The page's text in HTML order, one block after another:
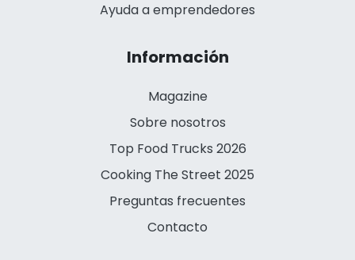
Ayuda a emprendedores
Información
Magazine
Sobre nosotros
Top Food Trucks 2026
Cooking The Street 2025
Preguntas frecuentes
Contacto